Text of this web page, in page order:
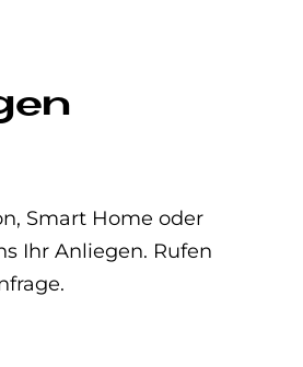
Smart Home oder
Ihr Anliegen. Rufen